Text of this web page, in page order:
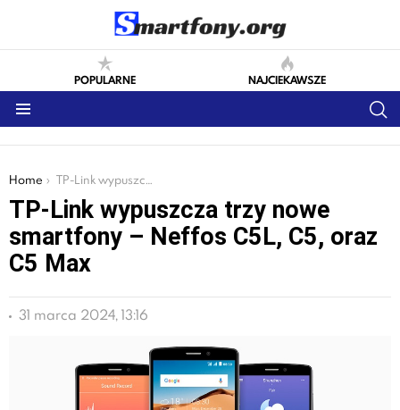
POPULARNE NAJCIEKAWSZE
You are here:
Home TP-Link wypuszcza trzy nowe smartfony – Neffos C5L, C5, oraz C5 Max
TP-Link wypuszcza trzy nowe
smartfony – Neffos C5L, C5, oraz
C5 Max
31 marca 2024, 13:16